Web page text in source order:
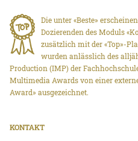
Die unter «Beste»
Dozierenden des Moduls
zusätzlich mit der «Top»-
wurden anlässlich des
Production (IMP) der
Multimedia Awards von einer
Award» ausgezeichnet.
KONTAKT